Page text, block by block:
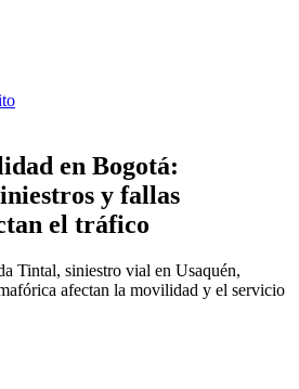
en Bogotá:
y fallas
el tráfico
Tintal, siniestro vial en Usaquén,
afectan la movilidad y el servicio